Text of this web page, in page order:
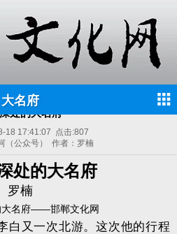
大名府
处的大名府
18 17:41:07 点击:807
（公众号） 作者：罗楠
处的大名府
罗楠
白又一次北游。这次他的行程